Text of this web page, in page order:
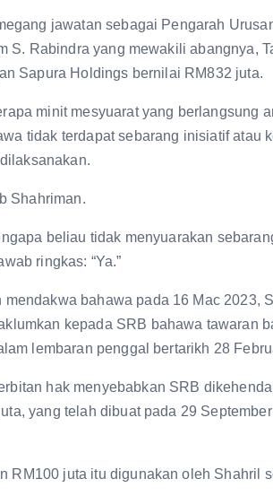
jawatan sebagai Pengarah
S. Rabindra yang mewakili abangnya,
Sapura Holdings bernilai RM832 juta.
minit mesyuarat yang berlangsung
tidak terdapat sebarang inisiatif atau
Shahriman.
beliau tidak menyuarakan
ringkas: “Ya.”
mendakwa bahawa pada 16 Mac
kepada SRB bahawa tawaran
lembaran penggal bertarikh 28
hak menyebabkan SRB
yang telah dibuat pada 29
RM100 juta itu digunakan oleh Shahril